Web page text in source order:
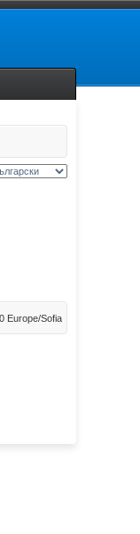
Europe/Sofia